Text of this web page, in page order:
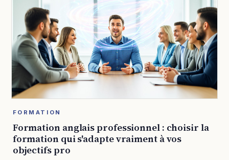
FORMATION
Formation anglais professionnel : choisir la
formation qui s'adapte vraiment à vos
objectifs pro